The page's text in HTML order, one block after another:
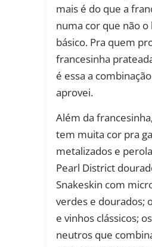
mais é do que a
numa cor que não o
básico. Pra quem
francesinha
é essa a
aprovei.
Além da
tem muita cor pra
metalizados e
Pearl District
Snakeskin com
verdes e dourados;
e vinhos clássicos;
neutros que